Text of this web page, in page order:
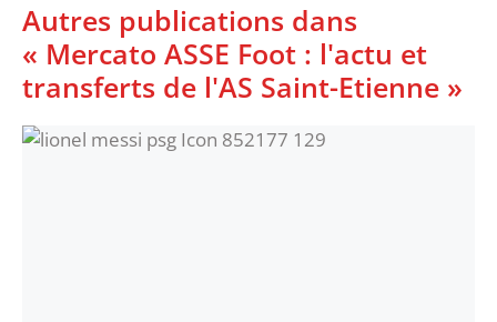
Autres publications dans
« Mercato ASSE Foot : l'actu et
transferts de l'AS Saint-Etienne »